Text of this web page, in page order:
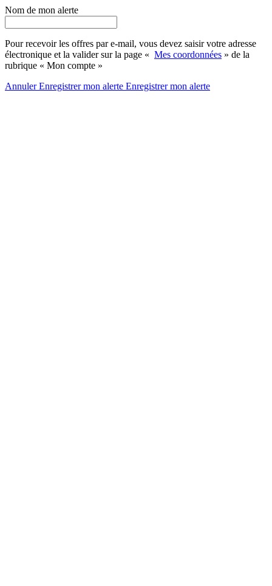
Nom de mon alerte
Pour recevoir les offres par e-mail, vous devez saisir votre adresse
électronique et la valider sur la page « Mes coordonnées » de la
rubrique « Mon compte »
AnnulerEnregistrer mon alerte Enregistrermon alerte